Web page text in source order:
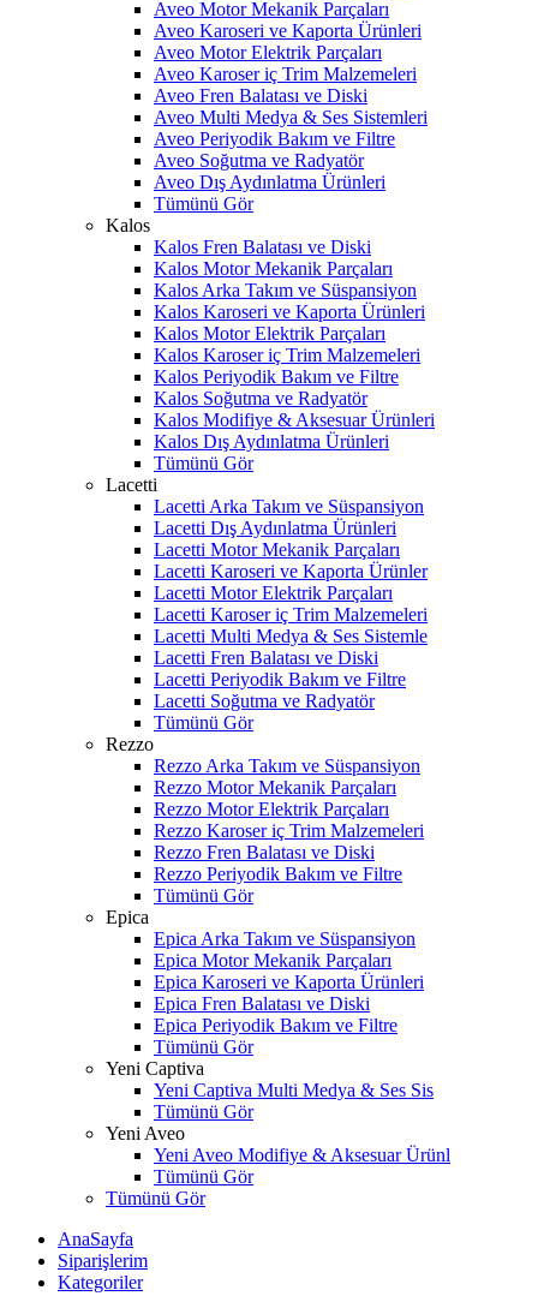
Aveo Motor Mekanik Parçaları
Aveo Karoseri ve Kaporta Ürünleri
Aveo Motor Elektrik Parçaları
Aveo Karoser iç Trim Malzemeleri
Aveo Fren Balatası ve Diski
Aveo Multi Medya & Ses Sistemleri
Aveo Periyodik Bakım ve Filtre
Aveo Soğutma ve Radyatör
Aveo Dış Aydınlatma Ürünleri
Tümünü Gör
Kalos
Kalos Fren Balatası ve Diski
Kalos Motor Mekanik Parçaları
Kalos Arka Takım ve Süspansiyon
Kalos Karoseri ve Kaporta Ürünleri
Kalos Motor Elektrik Parçaları
Kalos Karoser iç Trim Malzemeleri
Kalos Periyodik Bakım ve Filtre
Kalos Soğutma ve Radyatör
Kalos Modifiye & Aksesuar Ürünleri
Kalos Dış Aydınlatma Ürünleri
Tümünü Gör
Lacetti
Lacetti Arka Takım ve Süspansiyon
Lacetti Dış Aydınlatma Ürünleri
Lacetti Motor Mekanik Parçaları
Lacetti Karoseri ve Kaporta Ürünler
Lacetti Motor Elektrik Parçaları
Lacetti Karoser iç Trim Malzemeleri
Lacetti Multi Medya & Ses Sistemle
Lacetti Fren Balatası ve Diski
Lacetti Periyodik Bakım ve Filtre
Lacetti Soğutma ve Radyatör
Tümünü Gör
Rezzo
Rezzo Arka Takım ve Süspansiyon
Rezzo Motor Mekanik Parçaları
Rezzo Motor Elektrik Parçaları
Rezzo Karoser iç Trim Malzemeleri
Rezzo Fren Balatası ve Diski
Rezzo Periyodik Bakım ve Filtre
Tümünü Gör
Epica
Epica Arka Takım ve Süspansiyon
Epica Motor Mekanik Parçaları
Epica Karoseri ve Kaporta Ürünleri
Epica Fren Balatası ve Diski
Epica Periyodik Bakım ve Filtre
Tümünü Gör
Yeni Captiva
Yeni Captiva Multi Medya & Ses Sis
Tümünü Gör
Yeni Aveo
Yeni Aveo Modifiye & Aksesuar Ürünl
Tümünü Gör
Tümünü Gör
AnaSayfa
Siparişlerim
Kategoriler